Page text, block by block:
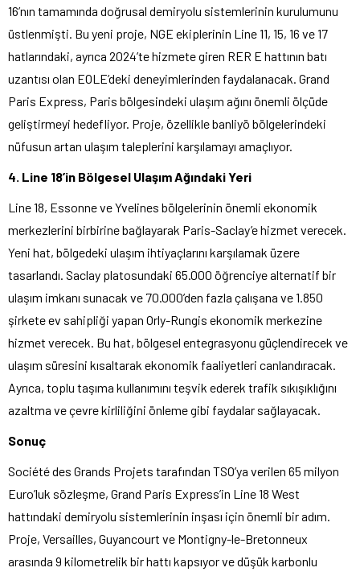
16’nın tamamında doğrusal demiryolu sistemlerinin kurulumunu
üstlenmişti. Bu yeni proje, NGE ekiplerinin Line 11, 15, 16 ve 17
hatlarındaki, ayrıca 2024’te hizmete giren RER E hattının batı
uzantısı olan EOLE’deki deneyimlerinden faydalanacak. Grand
Paris Express, Paris bölgesindeki ulaşım ağını önemli ölçüde
geliştirmeyi hedefliyor. Proje, özellikle banliyö bölgelerindeki
nüfusun artan ulaşım taleplerini karşılamayı amaçlıyor.
4. Line 18’in Bölgesel Ulaşım Ağındaki Yeri
Line 18, Essonne ve Yvelines bölgelerinin önemli ekonomik
merkezlerini birbirine bağlayarak Paris-Saclay’e hizmet verecek.
Yeni hat, bölgedeki ulaşım ihtiyaçlarını karşılamak üzere
tasarlandı. Saclay platosundaki 65.000 öğrenciye alternatif bir
ulaşım imkanı sunacak ve 70.000’den fazla çalışana ve 1.850
şirkete ev sahipliği yapan Orly-Rungis ekonomik merkezine
hizmet verecek. Bu hat, bölgesel entegrasyonu güçlendirecek ve
ulaşım süresini kısaltarak ekonomik faaliyetleri canlandıracak.
Ayrıca, toplu taşıma kullanımını teşvik ederek trafik sıkışıklığını
azaltma ve çevre kirliliğini önleme gibi faydalar sağlayacak.
Sonuç
Société des Grands Projets tarafından TSO’ya verilen 65 milyon
Euro’luk sözleşme, Grand Paris Express’in Line 18 West
hattındaki demiryolu sistemlerinin inşası için önemli bir adım.
Proje, Versailles, Guyancourt ve Montigny-le-Bretonneux
arasında 9 kilometrelik bir hattı kapsıyor ve düşük karbonlu